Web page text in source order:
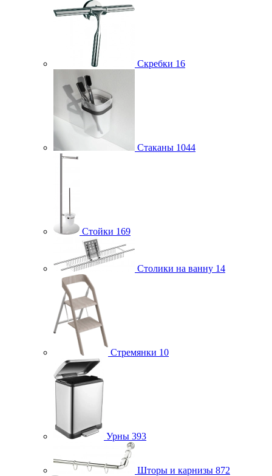
Скребки 16
Стаканы 1044
Стойки 169
Столики на ванну 14
Стремянки 10
Урны 393
Шторы и карнизы 872